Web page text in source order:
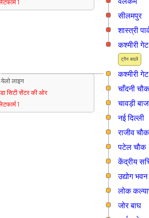
1
सीलमपुर
शास्त्री
ट्रैन बदलें
कश्मीरी गेट
कश्मीरी गेट
लाइन
सिटी सेंटर की ओर
1
चाँदनी चौक
चावड़ी
नई दिल्ली
राजीव चौक
पटेल चौक
केंद्रीय
उद्योग भवन
लोक
जोर बाघ